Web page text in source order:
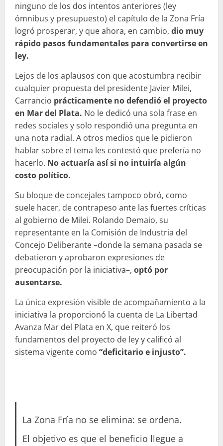
ninguno de los dos intentos anteriores (ley
ómnibus y presupuesto) el capítulo de la Zona Fría
logró prosperar, y que ahora, en cambio, dio muy
rápido pasos fundamentales para convertirse en
ley.
Lejos de los aplausos con que acostumbra recibir
cualquier propuesta del presidente Javier Milei,
Carrancio prácticamente no defendió el proyecto
en Mar del Plata. No le dedicó una sola frase en
redes sociales y solo respondió una pregunta en
una nota radial. A otros medios que le pidieron
hablar sobre el tema les contestó que prefería no
hacerlo. No actuaría así si no intuiría algún
costo político.
Su bloque de concejales tampoco obró, como
suele hacer, de contrapeso ante las fuertes críticas
al gobierno de Milei. Rolando Demaio, su
representante en la Comisión de Industria del
Concejo Deliberante –donde la semana pasada se
debatieron y aprobaron expresiones de
preocupación por la iniciativa–, optó por
ausentarse.
La única expresión visible de acompañamiento a la
iniciativa la proporcionó la cuenta de La Libertad
Avanza Mar del Plata en X, que reiteró los
fundamentos del proyecto de ley y calificó al
sistema vigente como “deficitario e injusto”.
La Zona Fría no se elimina: se ordena.
El objetivo es que el beneficio llegue a